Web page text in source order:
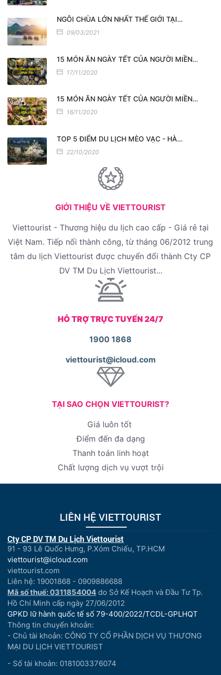
NGÔI CHÙA LỚN NHẤT THẾ GIỚI TẠI…
09/03/2021
15 MÓN ĂN NGÀY TẾT CỦA NGƯỜI MIỀN…
17/11/2020
15 MÓN ĂN NGÀY TẾT CỦA NGƯỜI MIỀN…
16/11/2020
TOP 5 ĐIỂM DU LỊCH MÈO VẠC - HÀ…
22/10/2020
GIỚI THIỆU VỀ VIETTOURIST
Viettourist - Thương hiệu du lịch cao cấp - Giá rẻ tại
Việt Nam. Tiếp nối thành công, từ tháng 06/2012 trung
tâm du lịch Viettourist được chuyển đổi thành Cty CP
DV TM Du Lịch Viettourist...
HỖ TRỢ TRỰC TUYẾN 24/7
1900 1868
viettourist@icloud.com
TẠI SAO CHỌN VIETTOURIST?
Giá luôn tốt
Điểm đến đa dạng
Thanh toán linh hoạt
Chất lượng dịch vụ vượt trội
LIÊN HỆ VIETTOURIST
Cty CP DV TM Du Lịch Viettourist
91 - 93 Lê Quốc Hưng, P.Xóm Chiếu, TP.HCM
viettourist@icloud.com
viettourist.com
Liên hệ: 19001868 - 0909886688
Mã số thuế: 0311854004 do Sở Kế Hoạch và Đầu Tư Tp.
Hồ Chí Minh cấp ngày 27/06/2012
GPKD lữ hành quốc tế số 79-400/2022/TCDL-GPLHQT
Thông tin chuyển khoản:
- Chủ tài khoản: CÔNG TY CỔ PHẦN DỊCH VỤ THƯƠNG
MẠI DU LỊCH VIETTOURIST
- Số tài khoản: 0181003376074